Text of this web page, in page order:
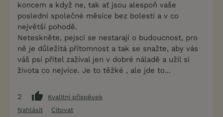
koncem a když ne, tak ať jsou alespoň vaše
poslední společné měsíce bez bolesti a v co
největší pohodě.
Neteskněte, pejsci se nestarají o budoucnost, pro
ně je důležitá přítomnost a tak se snažte, aby vás
váš psí přítel zažíval jen v dobré náladě a užil si
života co nejvíce. Je to těžké , ale jde to...
2
Kvalitní příspěvek
Nahlásit
Citovat